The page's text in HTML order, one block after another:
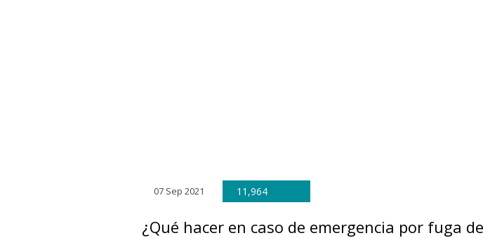
07 Sep 2021 11,964
¿Qué hacer en caso de emergencia por fuga